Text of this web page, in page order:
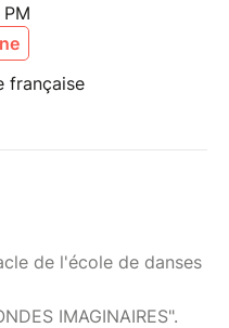
française
de l'école de danses
IMAGINAIRES".